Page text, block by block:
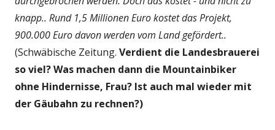
knapp.. Rund 1,5 Millionen Euro kostet das Projekt,
900.000 Euro davon werden vom Land gefördert..
(Schwäbische Zeitung. Verdient die Landesbrauerei
so viel? Was machen dann die Mountainbiker
ohne Hindernisse, Frau? Ist auch mal wieder mit
der Gäubahn zu rechnen?)